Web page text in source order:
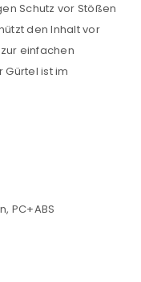
Schutz vor Stößen
den Inhalt vor
einfachen
Gürtel ist im
PC+ABS